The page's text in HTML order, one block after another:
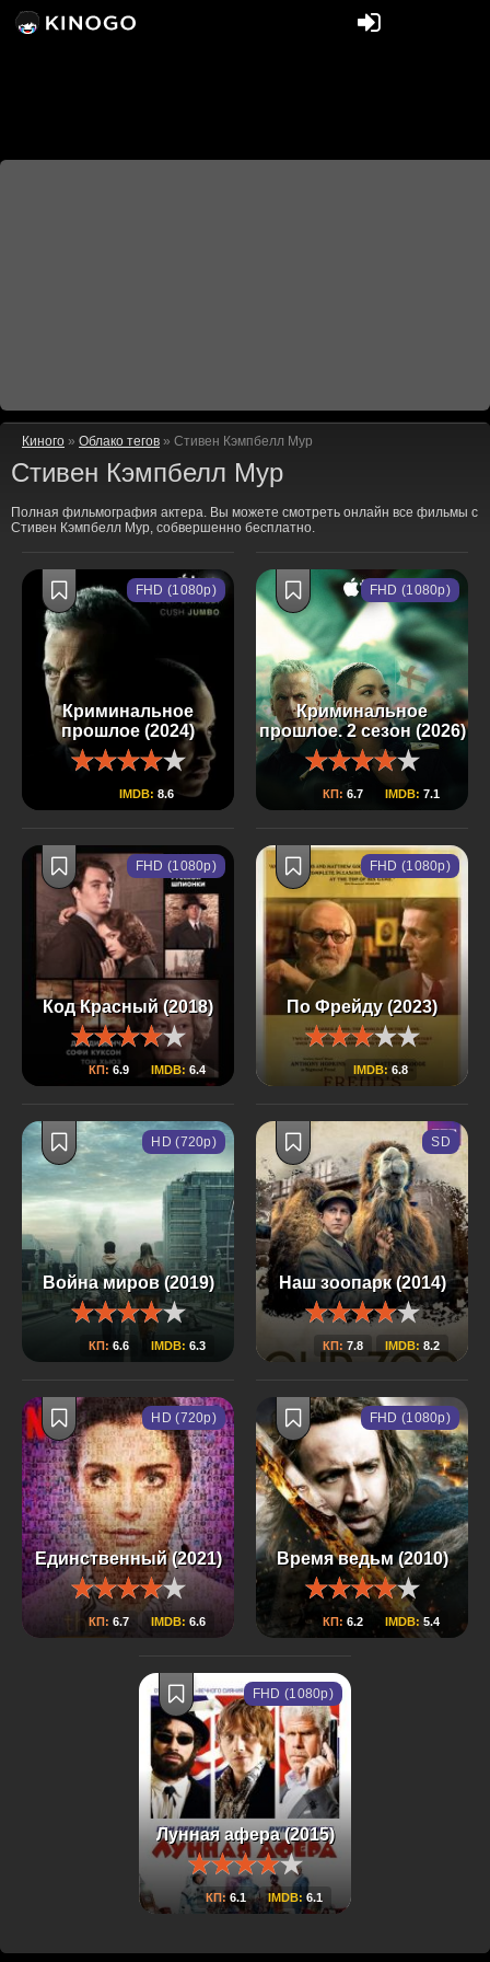
Киного » Облако тегов » Стивен Кэмпбелл Мур
Стивен Кэмпбелл Мур
Полная фильмография актера. Вы можете смотреть онлайн все фильмы с
Стивен Кэмпбелл Мур, собвершенно бесплатно.
Криминальное
прошлое (2024)
IMDB: 8.6
FHD (1080p)
Криминальное
прошлое. 2 сезон (2026)
КП: 6.7 IMDB: 7.1
FHD (1080p)
Код Красный (2018)
КП: 6.9 IMDB: 6.4
FHD (1080p)
По Фрейду (2023)
IMDB: 6.8
FHD (1080p)
Война миров (2019)
КП: 6.6 IMDB: 6.3
HD (720p)
Наш зоопарк (2014)
КП: 7.8 IMDB: 8.2
SD
Единственный (2021)
КП: 6.7 IMDB: 6.6
HD (720p)
Время ведьм (2010)
КП: 6.2 IMDB: 5.4
FHD (1080p)
Лунная афера (2015)
КП: 6.1 IMDB: 6.1
FHD (1080p)